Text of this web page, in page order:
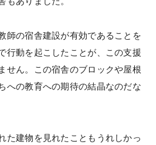
師の宿舎建設が有効であることを
行動を起こしたことが、この支援
せん。この宿舎のブロックや屋根
への教育への期待の結晶なのだな
た建物を見れたこともうれしかっ